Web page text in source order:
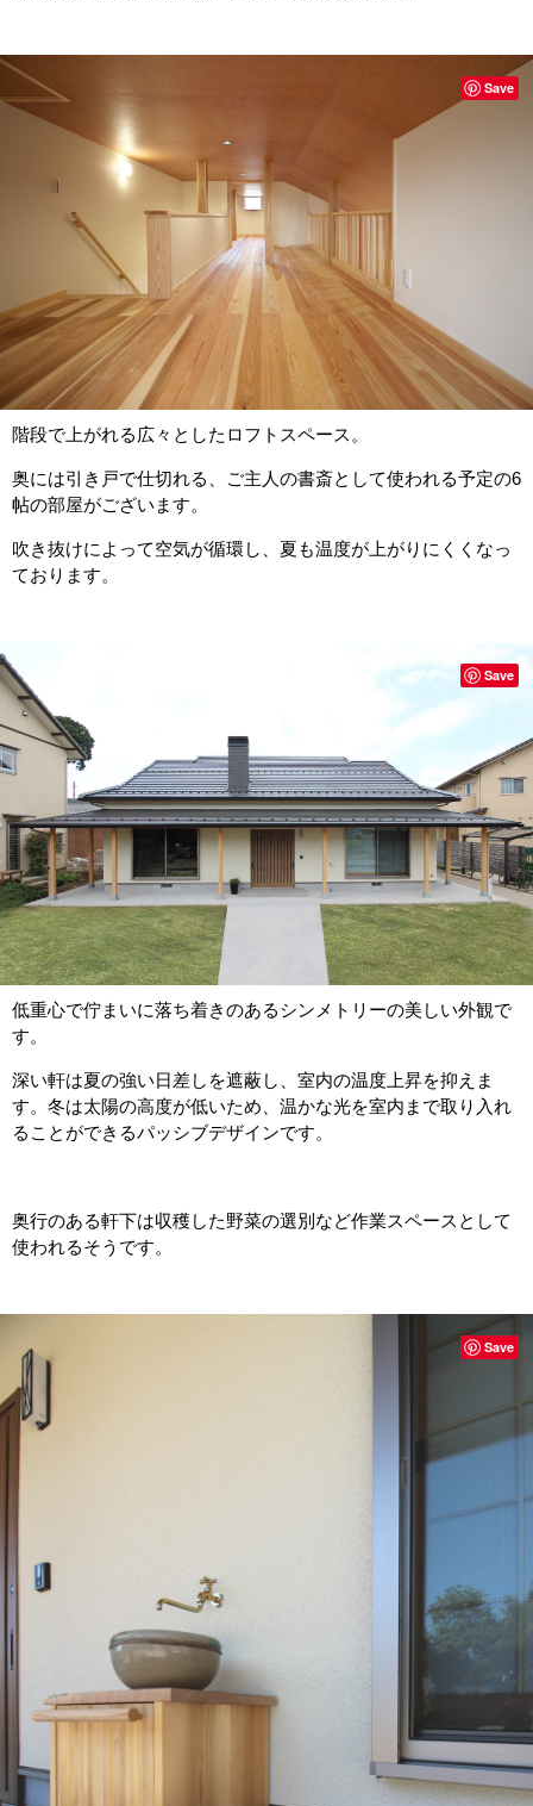
階段で上がれる広々としたロフトスペース。
奥には引き戸で仕切れる、ご主人の書斎として使われる予定の6
帖の部屋がございます。
吹き抜けによって空気が循環し、夏も温度が上がりにくくなっ
ております。
Save
低重心で佇まいに落ち着きのあるシンメトリーの美しい外観で
す。
深い軒は夏の強い日差しを遮蔽し、室内の温度上昇を抑えま
す。冬は太陽の高度が低いため、温かな光を室内まで取り入れ
ることができるパッシブデザインです。
奥行のある軒下は収穫した野菜の選別など作業スペースとして
使われるそうです。
Save
Save